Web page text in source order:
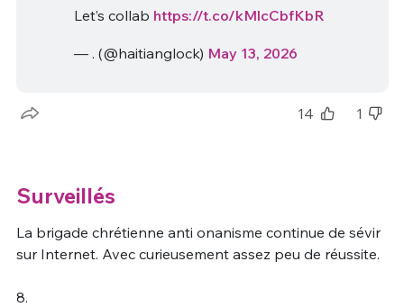
Let’s collab https://t.co/kMlcCbfKbR
— ‎. (@haitianglock) May 13, 2026
14 1
Surveillés
La brigade chrétienne anti onanisme continue de sévir
sur Internet. Avec curieusement assez peu de réussite.
8.